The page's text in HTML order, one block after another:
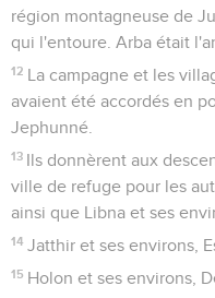
région montagneuse de
qui l'entoure. Arba était
12 La campagne et les
avaient été accordés en
Jephunné.
13 Ils donnèrent aux
ville de refuge pour les
ainsi que Libna et ses
14 Jatthir et ses environs,
15 Holon et ses environs,